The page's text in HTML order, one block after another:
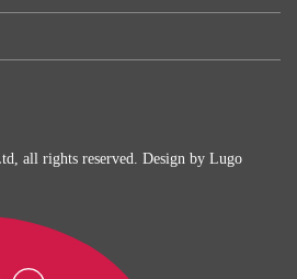
all rights reserved. Design by Lugo